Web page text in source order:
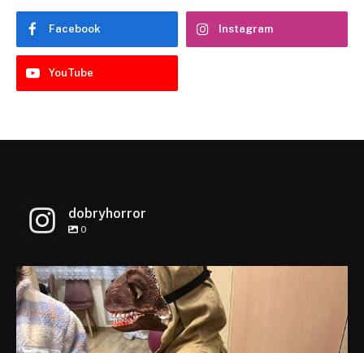
Facebook Instagram
YouTube
dobryhorror
0
dobryhorror
Lis 1